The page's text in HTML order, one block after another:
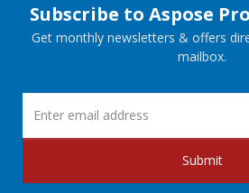
Subscribe to Aspose
Get monthly newsletters & offers
mailbox.
Submit